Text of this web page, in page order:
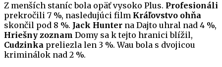
Z menších staníc bola opäť vysoko Plus. Profesionáli
prekročili 7 %, nasledujúci film Kráľovstvo ohňa
skončil pod 8 %. Jack Hunter na Dajto uhral nad 4 %,
Hriešny zoznam Domy sa k tejto hranici blížil,
Cudzinka preliezla len 3 %. Wau bola s dvojicou
kriminálok nad 2 %.